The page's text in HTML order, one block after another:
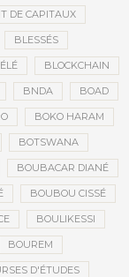
DE CAPITAUX
BLESSÉS
BLOCKCHAIN
BNDA BOAD
BOKO HARAM
BOTSWANA
BOUBACAR DIANÉ
BOUBOU CISSÉ
BOULIKESSI
BOUREM
D'ÉTUDES